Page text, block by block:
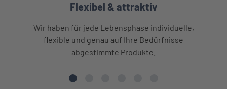
Flexibel & attraktiv
Wir haben für jede Lebensphase individuelle,
flexible und genau auf Ihre Bedürfnisse
abgestimmte Produkte.